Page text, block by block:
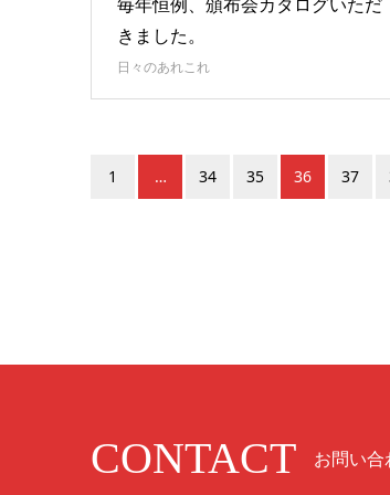
きました。
日々のあれこれ
1 … 34 35 36 37
CONTACT お問い合